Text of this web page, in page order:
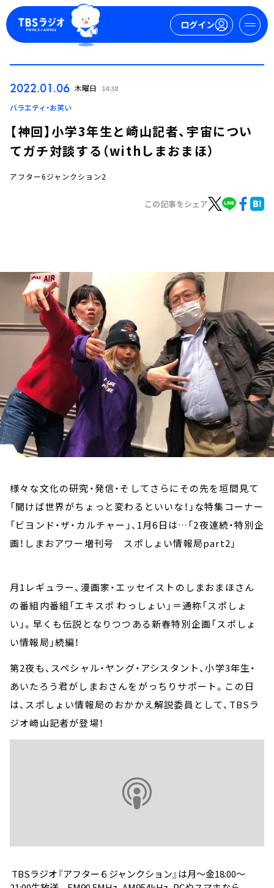
ログイン
ログイン
お知らせ
イベント・グッズ
YouTube
会社情報
2022.01.06 木曜日 14:38
バラエティ・お笑い
【神回】小学3年生と崎山記者、宇宙につい
てガチ対談する（withしまおまほ）
アフター6ジャンクション2
この記事をシェア
様々な文化の研究・発信・そしてさらにその先を垣間見て
「聞けば世界がちょっと変わるといいな！」な特集コーナー
「ビヨンド・ザ・カルチャー」、1月6日は…「2夜連続・特別企
画！しまおアワー増刊号 スポしょい情報局part2」
月1レギュラー、漫画家・エッセイストのしまおまほさん
の番組内番組「エキスポ わっしょい」＝通称「スポしょ
い」。早くも伝説となりつつある新春特別企画「スポしょ
い情報局」続編！
第2夜も、スペシャル・ヤング・アシスタント、小学3年生・
あいたろう君がしまおさんをがっちりサポート。この日
は、スポしょい情報局のおかかえ解説委員として、TBSラ
ジオ崎山記者が登場！
TBSラジオ『アフター６ジャンクション』は月～金18:00～